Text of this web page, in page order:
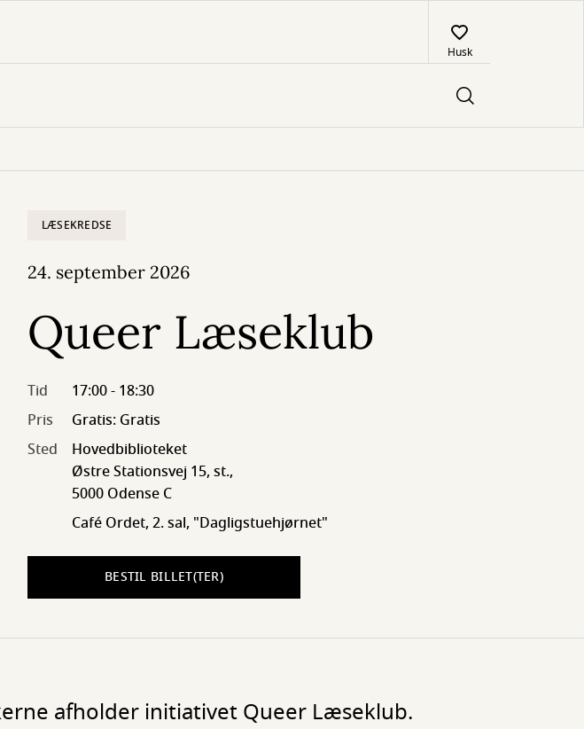
Husk
LÆSEKREDSE
24. september 2026
Queer Læseklub
Tid
17:00 - 18:30
Pris
Gratis: Gratis
Sted
Hovedbiblioteket
Østre Stationsvej 15, st.,
5000 Odense C
Café Ordet, 2. sal, "Dagligstuehjørnet"
BESTIL BILLET(TER)
afholder initiativet Queer Læseklub.